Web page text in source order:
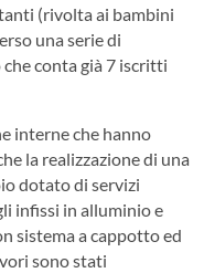
(rivolta ai bambini
una serie di
conta già 7 iscritti
interne che hanno
la realizzazione di una
dotato di servizi
infissi in alluminio e
sistema a cappotto ed
sono stati